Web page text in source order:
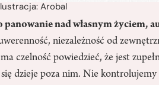
Arobal
panowanie nad własnym życiem,
niezależność od
czelność powiedzieć, że jest
dzieje poza nim. Nie kontrolujemy